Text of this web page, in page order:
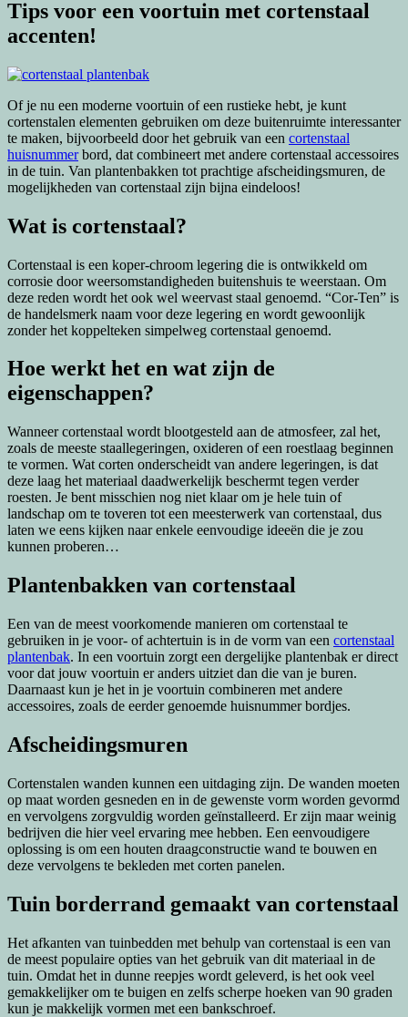
Tips voor een voortuin met cortenstaal
accenten!
Of je nu een moderne voortuin of een rustieke hebt, je kunt
cortenstalen elementen gebruiken om deze buitenruimte interessanter
te maken, bijvoorbeeld door het gebruik van een cortenstaal
huisnummerbord, dat combineert met andere cortenstaal accessoires
in de tuin. Van plantenbakken tot prachtige afscheidingsmuren, de
mogelijkheden van cortenstaal zijn bijna eindeloos!
Wat is cortenstaal?
Cortenstaal is een koper-chroom legering die is ontwikkeld om
corrosie door weersomstandigheden buitenshuis te weerstaan. Om
deze reden wordt het ook wel weervast staal genoemd. “Cor-Ten” is
de handelsmerk naam voor deze legering en wordt gewoonlijk
zonder het koppelteken simpelweg cortenstaal genoemd.
Hoe werkt het en wat zijn de
eigenschappen?
Wanneer cortenstaal wordt blootgesteld aan de atmosfeer, zal het,
zoals de meeste staallegeringen, oxideren of een roestlaag beginnen
te vormen. Wat corten onderscheidt van andere legeringen, is dat
deze laag het materiaal daadwerkelijk beschermt tegen verder
roesten. Je bent misschien nog niet klaar om je hele tuin of
landschap om te toveren tot een meesterwerk van cortenstaal, dus
laten we eens kijken naar enkele eenvoudige ideeën die je zou
kunnen proberen…
Plantenbakken van cortenstaal
Een van de meest voorkomende manieren om cortenstaal te
gebruiken in je voor- of achtertuin is in de vorm van een cortenstaal
plantenbak. In een voortuin zorgt een dergelijke plantenbak er direct
voor dat jouw voortuin er anders uitziet dan die van je buren.
Daarnaast kun je het in je voortuin combineren met andere
accessoires, zoals de eerder genoemde huisnummer bordjes.
Afscheidingsmuren
Cortenstalen wanden kunnen een uitdaging zijn. De wanden moeten
op maat worden gesneden en in de gewenste vorm worden gevormd
en vervolgens zorgvuldig worden geïnstalleerd. Er zijn maar weinig
bedrijven die hier veel ervaring mee hebben. Een eenvoudigere
oplossing is om een ​​houten draagconstructie wand te bouwen en
deze vervolgens te bekleden met corten panelen.
Tuin borderrand gemaakt van cortenstaal
Het afkanten van tuinbedden met behulp van cortenstaal is een van
de meest populaire opties van het gebruik van dit materiaal in de
tuin. Omdat het in dunne reepjes wordt geleverd, is het ook veel
gemakkelijker om te buigen en zelfs scherpe hoeken van 90 graden
kun je makkelijk vormen met een bankschroef.